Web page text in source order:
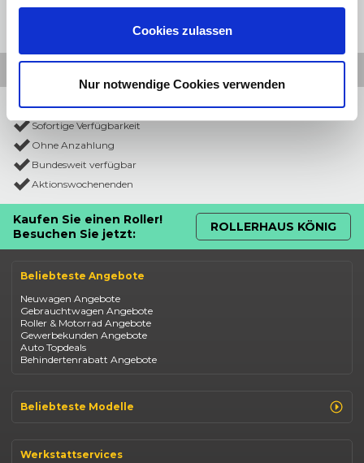
Cookies zulassen
Nur notwendige Cookies verwenden
Preiswahrheit
Sofortige Verfügbarkeit
Ohne Anzahlung
Bundesweit verfügbar
Aktionswochenenden
Kaufen Sie einen Roller!
Besuchen Sie jetzt:
ROLLERHAUS KÖNIG
Beliebteste Angebote
Neuwagen Angebote
Gebrauchtwagen Angebote
Roller & Motorrad Angebote
Gewerbekunden Angebote
Auto Topdeals
Behindertenrabatt Angebote
Beliebteste Modelle
Opel Corsa
Werkstattservices